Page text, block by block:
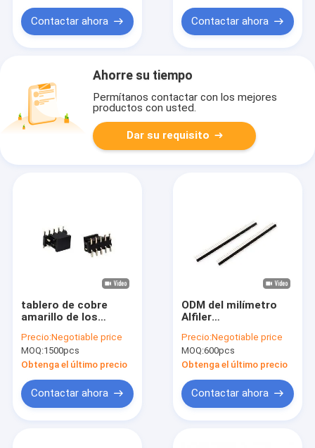
Contactar ahora Contactar ahora
Ahorre su tiempo
Permítanos contactar con los mejores
productos con usted.
Dar su requisito
tablero de cobre
amarillo de los
de la placa de
circuito del PWB de
la echada de 2.0m m
para subir al
conector PA6T
Precio:Negotiable price
MOQ:1500pcs
Obtenga el último precio
Contactar ahora
ODM del milímetro
Alfiler
Single Row 2 Alfiler
Encabezamiento
Conector Masculino
de la aduana 2,0
Precio:Negotiable price
MOQ:600pcs
Obtenga el último precio
Contactar ahora